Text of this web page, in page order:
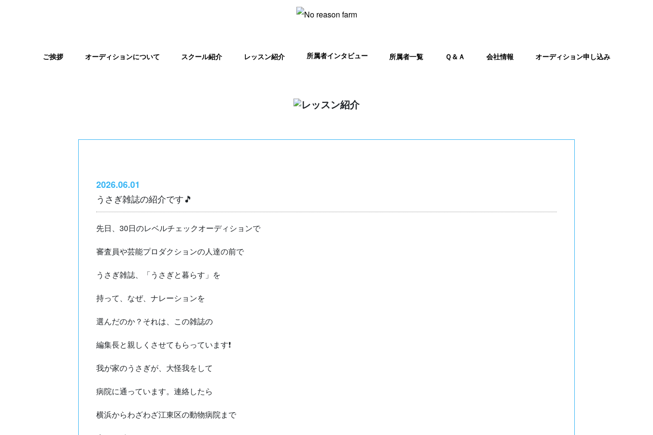
ご挨拶 オーディションについて スクール紹介 レッスン紹介 所属者インタビュー 所属者一覧 Ｑ＆Ａ 会社情報 オーディション申し込み
2026.06.01
うさぎ雑誌の紹介です🎵
先日、30日のレベルチェックオーディションで
審査員や芸能プロダクションの人達の前で
うさぎ雑誌、「うさぎと暮らす」を
持って、なぜ、ナレーションを
選んだのか？それは、この雑誌の
編集長と親しくさせてもらっています❗
我が家のうさぎが、大怪我をして
病院に通っています。連絡したら
横浜からわざわざ江東区の動物病院まで